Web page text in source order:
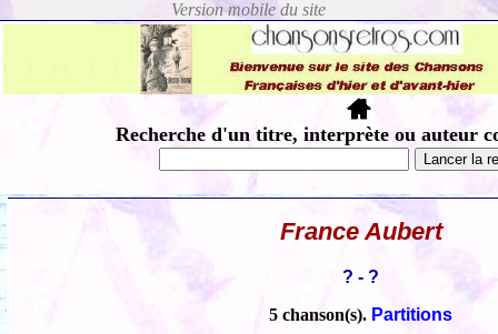
Recherche d'un titre, interprète ou auteur
France Aubert
? - ?
5 chanson(s). Partitions